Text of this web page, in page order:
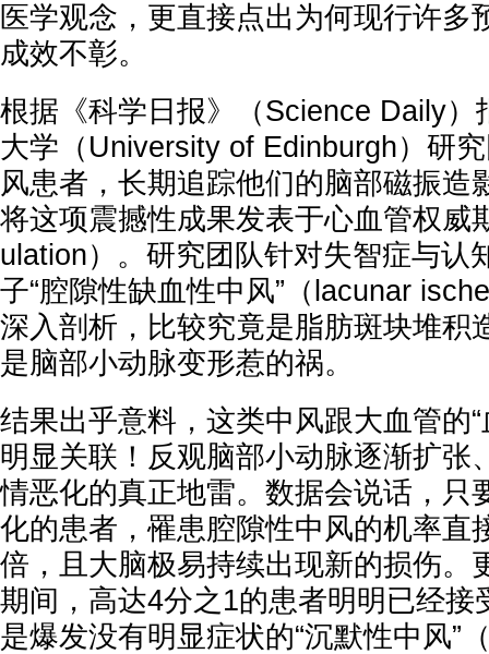
医学观念，更直接点出为何现行许多
成效不彰。
根据《科学日报》（Science Daily）
大学（University of Edinburgh）研
风患者，长期追踪他们的脑部磁振造
将这项震撼性成果发表于心血管权威
ulation）。研究团队针对失智症与认
子“腔隙性缺血性中风”（lacunar
深入剖析，比较究竟是脂肪斑块堆积
是脑部小动脉变形惹的祸。
结果出乎意料，这类中风跟大血管的
明显关联！反观脑部小动脉逐渐扩张
情恶化的真正地雷。数据会说话，只
化的患者，罹患腔隙性中风的机率直
倍，且大脑极易持续出现新的损伤。
期间，高达4分之1的患者明明已经接
是爆发没有明显症状的“沉默性中风”